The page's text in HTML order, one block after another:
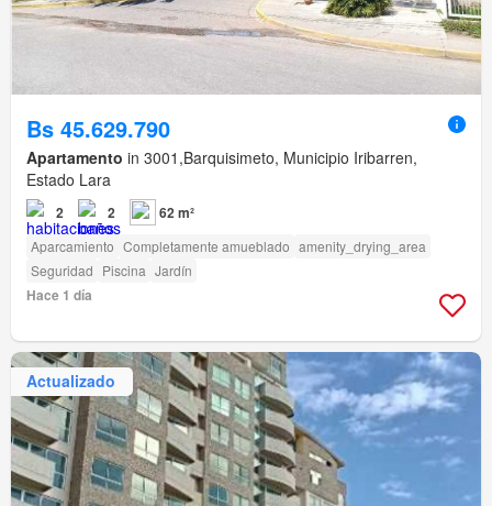
Bs 45.629.790
Apartamento in 3001,Barquisimeto, Municipio Iribarren,
Estado Lara
2 2 62 m²
Aparcamiento Completamente amueblado amenity_drying_area
Seguridad Piscina Jardín
Hace 1 día
Actualizado